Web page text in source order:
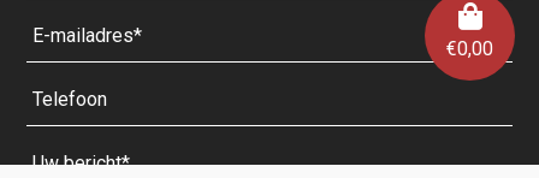
€0,00